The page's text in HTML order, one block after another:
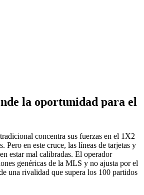
la oportunidad para el
concentra sus fuerzas en el 1X2
Pero en este cruce, las líneas de tarjetas y
estar mal calibradas. El operador
genéricas de la MLS y no ajusta por el
una rivalidad que supera los 100 partidos